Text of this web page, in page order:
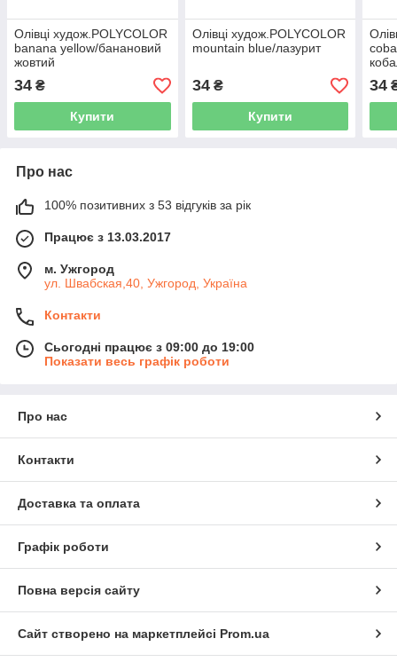
Олівці худож.POLYCOLOR
banana yellow/банановий
жовтий
34 ₴
Купити
Олівці худож.POLYCOLOR
mountain blue/лазурит
34₴
Купити
34
Про нас
100% позитивних з 53 відгуків за рік
Працює з 13.03.2017
м. Ужгород
ул. Швабская,40, Ужгород, Україна
Контакти
Сьогодні працює з 09:00 до 19:00
Показати весь графік роботи
Про нас
Контакти
Доставка та оплата
Графік роботи
Повна версія сайту
Сайт створено на маркетплейсі Prom.ua